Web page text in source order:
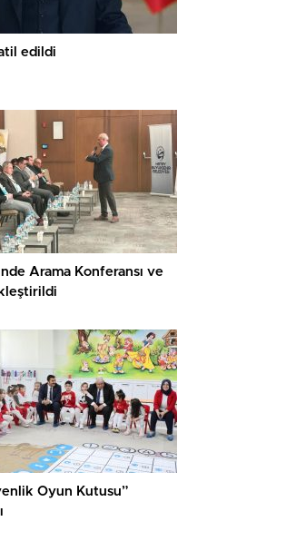
edildi
Arama Konferansı ve
Oyun Kutusu”